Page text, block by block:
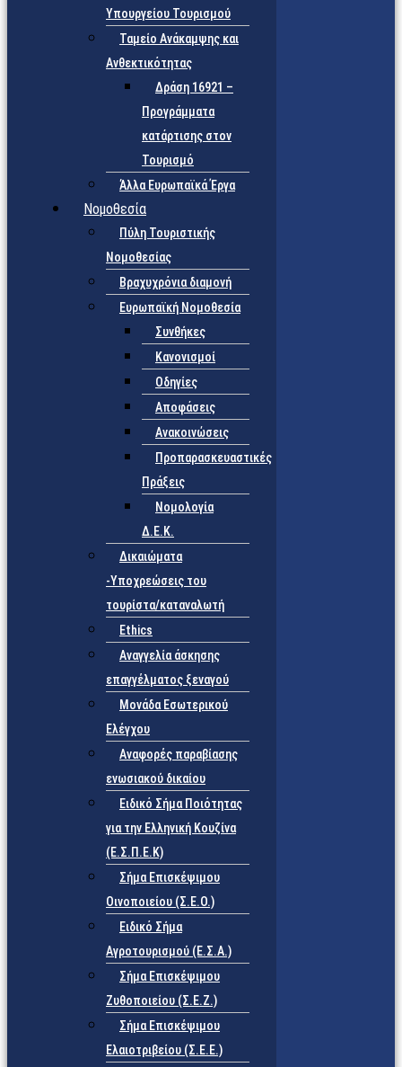
Υπουργείου Τουρισμού
Ταμείο Ανάκαμψης και
Ανθεκτικότητας
Δράση 16921 –
Προγράμματα
κατάρτισης στον
Τουρισμό
Άλλα Ευρωπαϊκά Έργα
Νομοθεσία
Πύλη Τουριστικής
Νομοθεσίας
Βραχυχρόνια διαμονή
Ευρωπαϊκή Νομοθεσία
Συνθήκες
Κανονισμοί
Οδηγίες
Αποφάσεις
Ανακοινώσεις
Προπαρασκευαστικές
Πράξεις
Νομολογία
Δ.Ε.Κ.
Δικαιώματα
-Υποχρεώσεις του
τουρίστα/καταναλωτή
Ethics
Αναγγελία άσκησης
επαγγέλματος ξεναγού
Μονάδα Εσωτερικού
Ελέγχου
Αναφορές παραβίασης
ενωσιακού δικαίου
Ειδικό Σήμα Ποιότητας
για την Ελληνική Κουζίνα
(Ε.Σ.Π.Ε.Κ)
Σήμα Επισκέψιμου
Οινοποιείου (Σ.Ε.Ο.)
Ειδικό Σήμα
Αγροτουρισμού (Ε.Σ.Α.)
Σήμα Επισκέψιμου
Ζυθοποιείου (Σ.Ε.Ζ.)
Σήμα Επισκέψιμου
Ελαιοτριβείου (Σ.Ε.Ε.)